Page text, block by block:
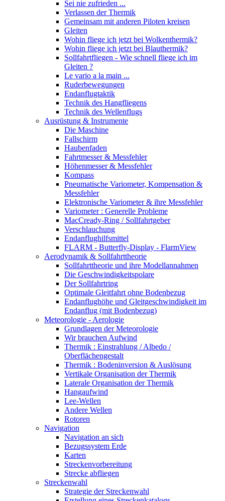
Sei nie zufrieden ...
Verlassen der Thermik
Gemeinsam mit anderen Piloten kreisen
Gleiten
Wohin fliege ich jetzt bei Wolkenthermik?
Wohin fliege ich jetzt bei Blauthermik?
Sollfahrtfliegen - Wie schnell fliege ich im
Gleiten ?
Le vario a la main ...
Ruderbewegungen
Endanflugtaktik
Technik des Hangfliegens
Technik des Wellenflugs
Ausrüstung & Instrumente
Die Maschine
Fallschirm
Haubenfaden
Fahrtmesser & Messfehler
Höhenmesser & Messfehler
Kompass
Pneumatische Variometer, Kompensation &
Messfehler
Elektronische Variometer & ihre Messfehler
Variometer : Generelle Probleme
MacCready-Ring / Sollfahrtgeber
Verschlauchung
Endanflughilfsmittel
FLARM - Butterfly-Display - FlarmView
Aerodynamik & Sollfahrttheorie
Sollfahrttheorie und ihre Modellannahmen
Die Geschwindigkeitspolare
Der Sollfahrtring
Optimale Gleitfahrt ohne Bodenbezug
Endanflughöhe und Gleitgeschwindigkeit im
Endanflug (mit Bodenbezug)
Meteorologie - Aerologie
Grundlagen der Meteorologie
Wir brauchen Aufwind
Thermik : Einstrahlung / Albedo /
Oberflächengestalt
Thermik : Bodeninversion & Auslösung
Vertikale Organisation der Thermik
Laterale Organisation der Thermik
Hangaufwind
Lee-Wellen
Andere Wellen
Rotoren
Navigation
Navigation an sich
Bezugssystem Erde
Karten
Streckenvorbereitung
Strecke abfliegen
Streckenwahl
Strategie der Streckenwahl